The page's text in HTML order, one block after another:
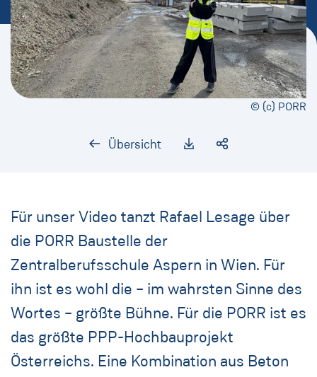
© (c) PORR
Übersicht
Für unser Video tanzt Rafael Lesage über
die PORR Baustelle der
Zentralberufsschule Aspern in Wien. Für
ihn ist es wohl die – im wahrsten Sinne des
Wortes – größte Bühne. Für die PORR ist es
das größte PPP-Hochbauprojekt
Österreichs. Eine Kombination aus Beton